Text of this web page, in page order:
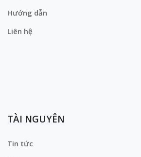
Hướng dẫn
Liên hệ
TÀI NGUYÊN
Tin tức